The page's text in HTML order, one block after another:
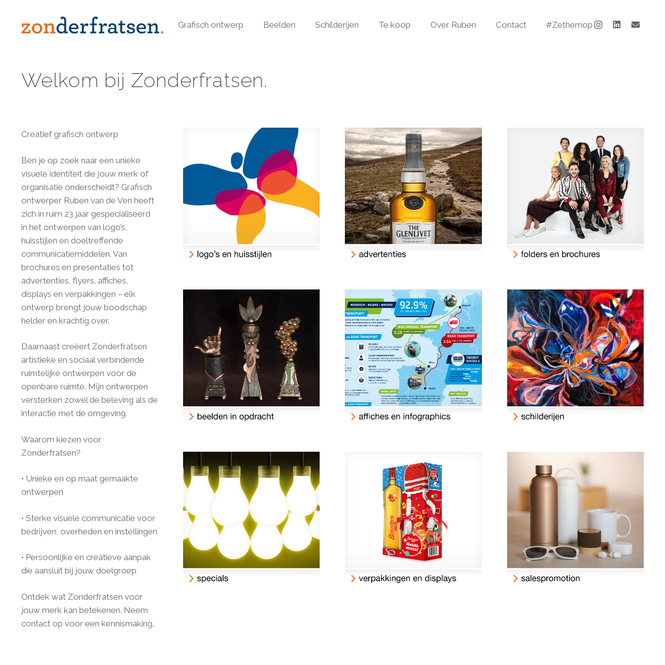
Grafisch ontwerp Beelden Schilderijen Te koop Over Ruben Contact #Zethemop
Welkom bij Zonderfratsen.
Creatief grafisch ontwerp
Ben je op zoek naar een unieke
visuele identiteit die jouw merk of
organisatie onderscheidt? Grafisch
ontwerper Ruben van de Ven heeft
zich in ruim 23 jaar gespecialiseerd
in het ontwerpen van logo’s,
huisstijlen en doeltreffende
communicatiemiddelen. Van
brochures en presentaties tot
advertenties, flyers, affiches,
displays en verpakkingen – elk
ontwerp brengt jouw boodschap
helder en krachtig over.
Daarnaast creëert Zonderfratsen
artistieke en sociaal verbindende
ruimtelijke ontwerpen voor de
openbare ruimte. Mijn ontwerpen
versterken zowel de beleving als de
interactie met de omgeving.
Waarom kiezen voor
Zonderfratsen?
• Unieke en op maat gemaakte
ontwerpen
• Sterke visuele communicatie voor
bedrijven, overheden en instellingen
• Persoonlijke en creatieve aanpak
die aansluit bij jouw doelgroep
Ontdek wat Zonderfratsen voor
jouw merk kan betekenen. Neem
contact op voor een kennismaking.